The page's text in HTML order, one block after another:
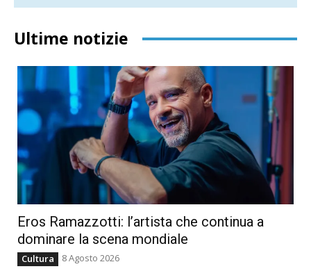
Ultime notizie
Eros Ramazzotti: l’artista che continua a
dominare la scena mondiale
Cultura 8 Agosto 2026